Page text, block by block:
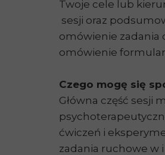
Twoje cele lub
sesji oraz
omówienie zadania
omówienie
Czego mogę się
Główna część sesji
ćwiczeń i
zadania ruchowe w